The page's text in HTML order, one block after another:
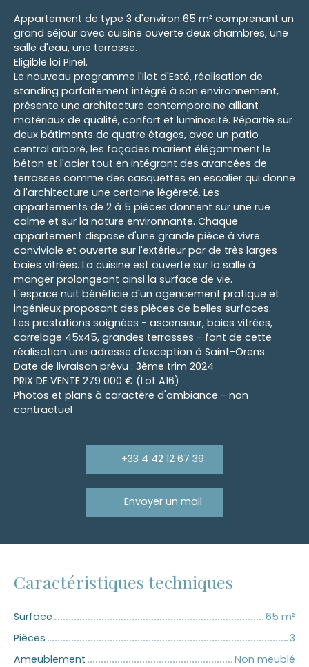
Appartement de type 3 d'environ 65 m² comprenant un
grand séjour avec cuisine ouverte deux chambres, une
salle d'eau, une terrasse.
Eligible loi Pinel.
Le nouveau programme l'Ilot d'Esté, réalisation de
standing parfaitement intégré à son environnement,
présente une architecture contemporaine alliant
matériaux de qualité, confort et luminosité. Répartie sur
deux bâtiments de quatre étages, avec un patio
central arboré, les façades marient élégamment le
béton et l'acier tout en intégrant des avancées de
terrasses comme des casquettes en escalier qui donne
à l'architecture une certaine légèreté. Les
appartements de 2 à 5 pièces donnent sur une rue
calme et sur la nature environnante. Chaque
appartement dispose d'une grande pièce à vivre
conviviale et ouverte sur l'extérieur par de très larges
baies vitrées. La cuisine est ouverte sur la salle à
manger prolongeant ainsi la surface de vie.
L'espace nuit bénéficie d'un agencement pratique et
ingénieux proposant des pièces de belles surfaces.
Les prestations soignées - ascenseur, baies vitrées,
carrelage 45x45, grandes terrasses - font de cette
réalisation une adresse d'exception à Saint-Orens.
Date de livraison prévu : 3ème trim 2024
PRIX DE VENTE 279 000 € (Lot A16)
Photos et plans à caractère d'ambiance - non
contractuel
+33 4 42 12 67 39
Envoyer un mail
Caractéristiques techniques
Surface 65 m²
Pièces
3
Ameublement
Non meublé